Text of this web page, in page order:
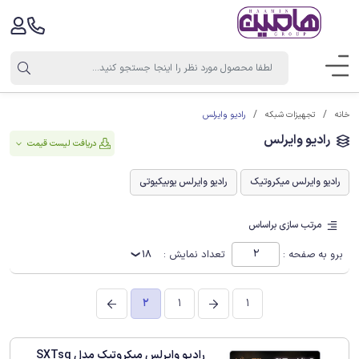
خانه تجهیزات شبکه رادیو وایرلس
رادیو وایرلس دریافت لیست قیمت
رادیو وایرلس میکروتیک رادیو وایرلس یوبیکیوتی
مرتب سازی براساس
برو به صفحه : تعداد نمایش : 18
1
1
2